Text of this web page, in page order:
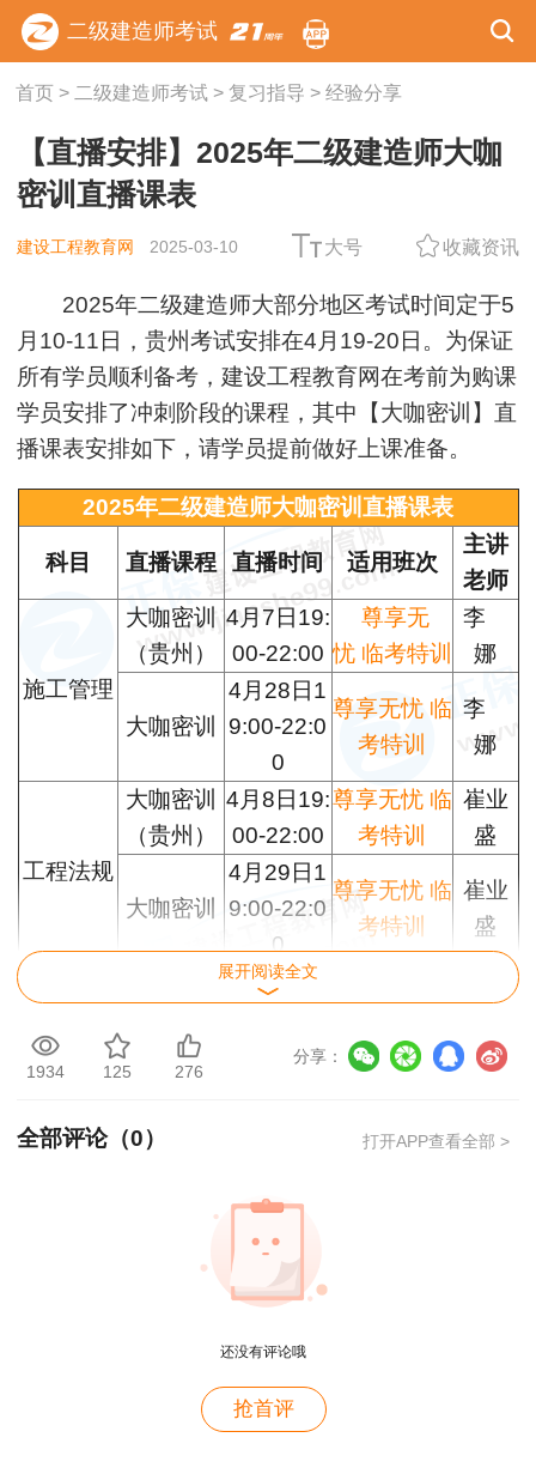
二级建造师考试
首页> 二级建造师考试> 复习指导 > 经验分享
【直播安排】2025年二级建造师大咖
密训直播课表
建设工程教育网 2025-03-10 大号 收藏资讯
2025年二级建造师大部分地区考试时间定于5
月10-11日，贵州考试安排在4月19-20日。为保证
所有学员顺利备考，建设工程教育网在考前为购课
学员安排了冲刺阶段的课程，其中【大咖密训】直
播课表安排如下，请学员提前做好上课准备。
2025年二级建造师大咖密训直播课表
科目 直播课程 直播时间 适用班次
主讲
老师
施工管理
大咖密训
（贵州）
4月7日19:
00-22:00
尊享无
忧 临考特训
李
娜
大咖密训
4月28日1
9:00-22:0
0
尊享无忧 临
考特训
李
娜
工程法规
大咖密训
（贵州 ）
4月8日19:
00-22:00
尊享无忧 临
考特训
崔业
盛
大咖密训
4月29日1
9:00-22:0
0
尊享无忧 临
考特训
崔业
盛
建筑实务
大咖密训
（
贵州
4月10日1
尊享无忧 临
考特训
张小
强
大咖密训
考特训
强
大咖密训
3月27日1
9:00-21:0
0
4月27日1
9:00-22:0
大咖密训
4月10日1
展开阅读全文
1934 125 276
分享：
全部评论（0） 打开APP查看全部 >
还没有评论哦
抢首评